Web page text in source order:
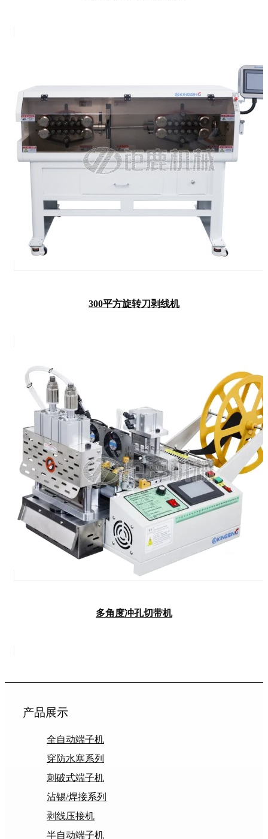
300平方旋转刀剥线机
多角度冲孔切带机
产品展示
全自动端子机
穿防水塞系列
刺破式端子机
沾锡/焊接系列
剥线压接机
半自动端子机